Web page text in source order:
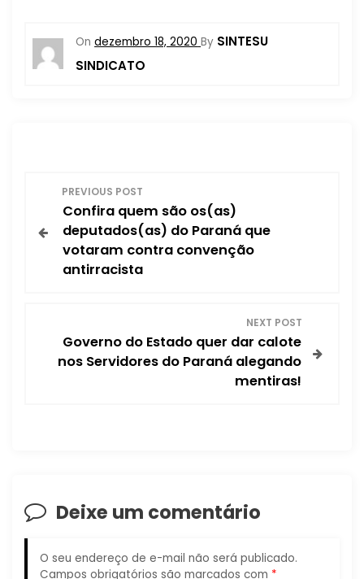
Ondezembro 18, 2020 By SINTESU
SINDICATO
a
d
PREVIOUS POST
Confira quem são os(as)
deputados(as) do Paraná que
votaram contra convenção
antirracista
NEXT POST
Governo do Estado quer dar calote
nos Servidores do Paraná alegando
mentiras!
Deixe um comentário
O seu endereço de e-mail não será publicado.
Campos obrigatórios são marcados com *